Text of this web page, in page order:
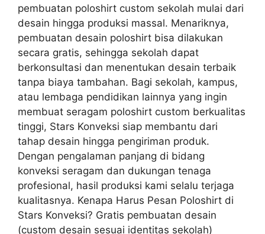
pembuatan poloshirt custom sekolah mulai dari
desain hingga produksi massal. Menariknya,
pembuatan desain poloshirt bisa dilakukan
secara gratis, sehingga sekolah dapat
berkonsultasi dan menentukan desain terbaik
tanpa biaya tambahan. Bagi sekolah, kampus,
atau lembaga pendidikan lainnya yang ingin
membuat seragam poloshirt custom berkualitas
tinggi, Stars Konveksi siap membantu dari
tahap desain hingga pengiriman produk.
Dengan pengalaman panjang di bidang
konveksi seragam dan dukungan tenaga
profesional, hasil produksi kami selalu terjaga
kualitasnya. Kenapa Harus Pesan Poloshirt di
Stars Konveksi? Gratis pembuatan desain
(custom desain sesuai identitas sekolah)